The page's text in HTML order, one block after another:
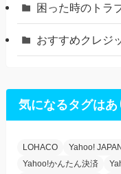
困った時のトラ
おすすめクレジ
気になるタグはあ
LOHACO Yahoo!
Yahoo!かんたん決済